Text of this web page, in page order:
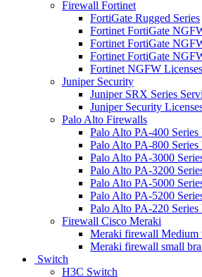
Firewall Fortinet
FortiGate Rugged Series
Fortinet FortiGate
Fortinet FortiGate
Fortinet FortiGate
Fortinet NGFW Licenses
Juniper Security
Juniper SRX Series
Juniper Security
Palo Alto Firewalls
Palo Alto PA-400 Series
Palo Alto PA-800 Series
Palo Alto PA-3000
Palo Alto PA-3200
Palo Alto PA-5000
Palo Alto PA-5200
Palo Alto PA-220 Series
Firewall Cisco Meraki
Meraki firewall Medium
Meraki firewall small
Switch
H3C Switch